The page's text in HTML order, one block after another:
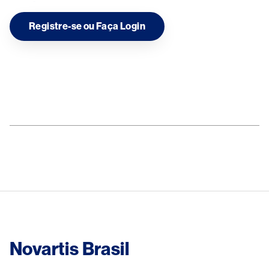
Registre-se ou Faça Login
Novartis Brasil